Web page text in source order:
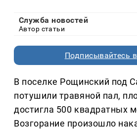
Служба новостей
Автор статьи
Подписывайтесь
В поселке Рощинский под
потушили травяной пал,
достигла 500 квадратных
Возгорание произошло